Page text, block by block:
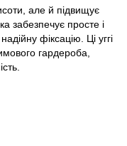
але й підвищує
забезпечує просте і
фіксацію. Ці уггі
гардероба,